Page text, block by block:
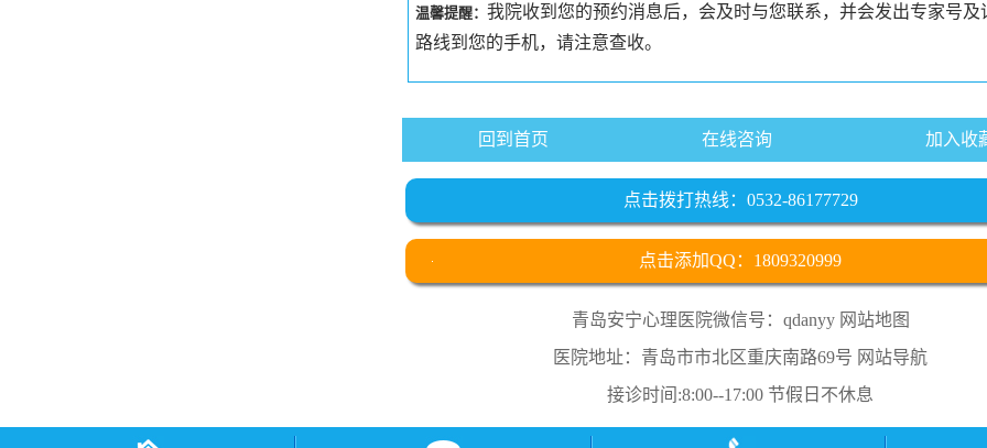
温馨提醒： 我院收到您的预约消息后，会及时与您联系，并会发出专家号及
路线到您的手机，请注意查收。
回到首页 在线咨询 加入收
点击拨打热线：0532-86177729
点击添加QQ：1809320999
青岛安宁心理医院微信号：qdanyy 网站地图
医院地址：青岛市市北区重庆南路69号 网站导航
接诊时间:8:00--17:00 节假日不休息